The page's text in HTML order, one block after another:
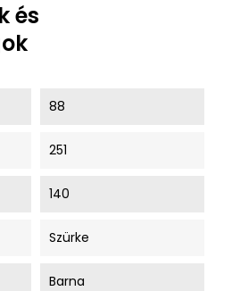
és
88
251
140
Szürke
Barna